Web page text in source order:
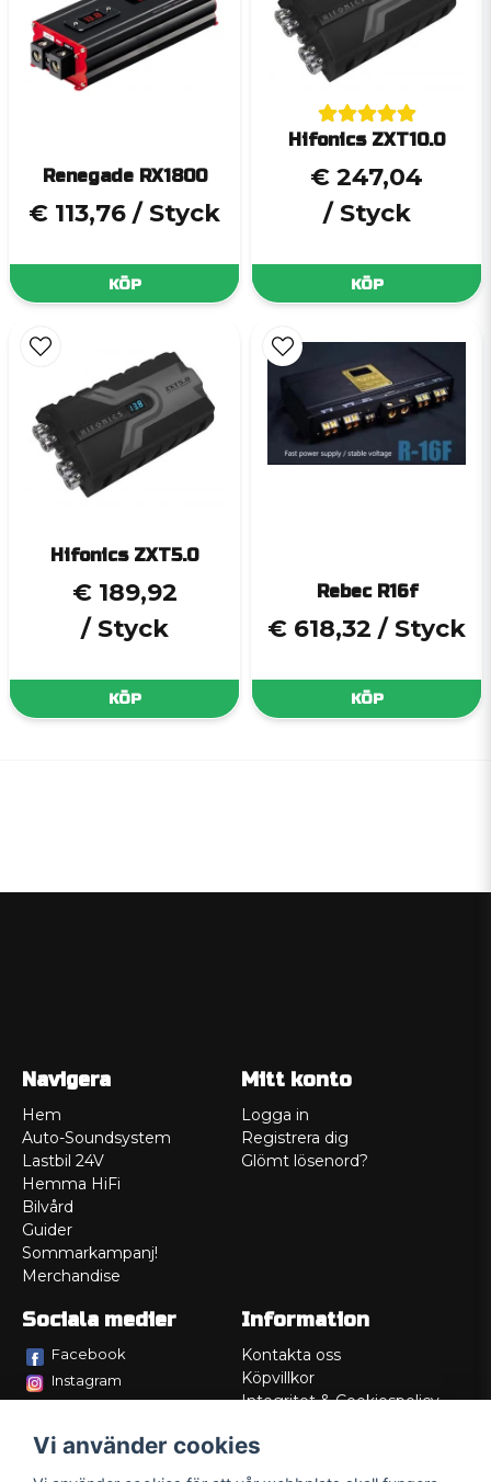
Renegade RX1800
€ 113,76 / Styck
KÖP
Hifonics ZXT10.0
€ 247,04
/ Styck
KÖP
Hifonics ZXT5.0
€ 189,92
/ Styck
KÖP
Rebec R16f
€ 618,32 / Styck
KÖP
Navigera
Hem
Auto-Soundsystem
Lastbil 24V
Hemma HiFi
Bilvård
Guider
Sommarkampanj!
Merchandise
Mitt konto
Logga in
Registrera dig
Glömt lösenord?
Sociala medier
Facebook
Instagram
Information
Kontakta oss
Köpvillkor
Integritet & Cookiespolicy
Service/Garanti
Vi använder cookies